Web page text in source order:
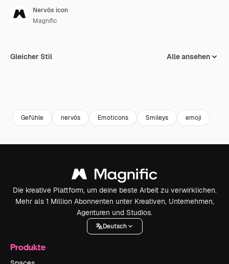
Nervös icon
Magnific
Gleicher Stil Alle ansehen
Gefühle nervös Emoticons Smileys emoji
Die kreative Plattform, um deine beste Arbeit zu verwirklichen.
Mehr als 1 Million Abonnenten unter Kreativen, Unternehmen,
Agenturen und Studios.
Deutsch
Produkte